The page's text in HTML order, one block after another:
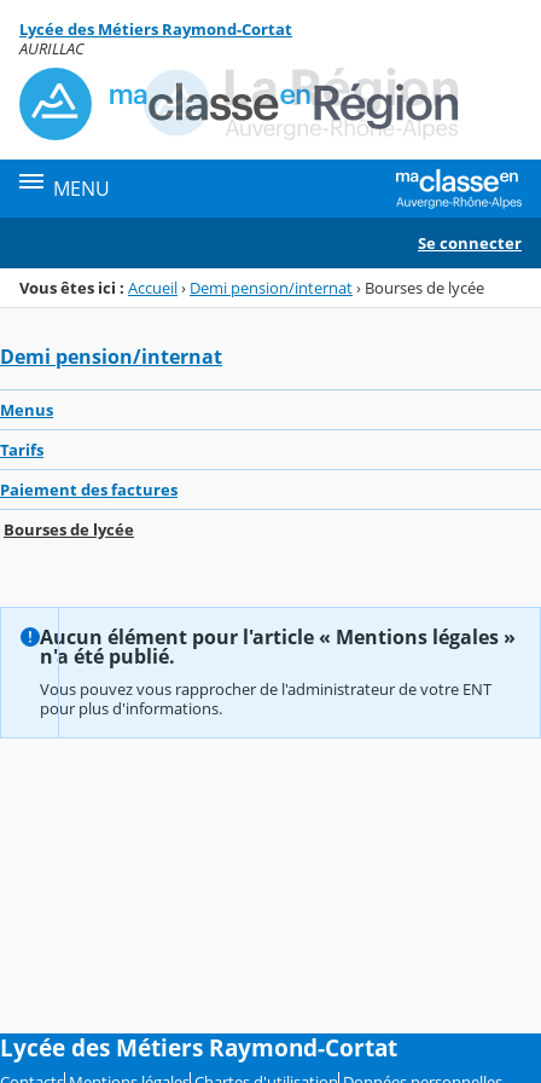
Menu de la rubrique
Contenu
Lycée des Métiers Raymond-Cortat
AURILLAC
MENU
Se connecter
Vous êtes ici : Accueil› Demi pension/internat› Bourses de lycée
Demi pension/internat
Menus
Tarifs
Paiement des factures
Bourses de lycée
Aucun élément pour l'article « Mentions légales »
n'a été publié.
Vous pouvez vous rapprocher de l'administrateur de votre ENT
pour plus d'informations.
Lycée des Métiers Raymond-Cortat